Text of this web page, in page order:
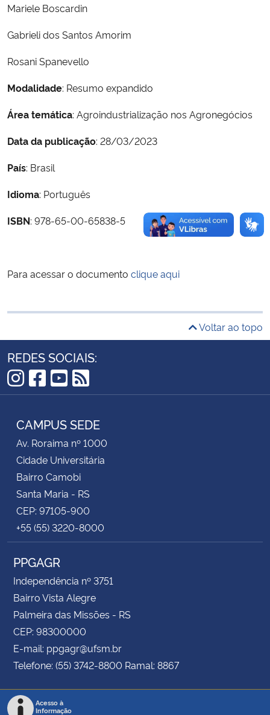
Ministério da Ciência, Tecnologia, Inovações e Comunicações
Ministério do Meio Ambiente
Controladoria-Geral da União
Ministério da Mulher, da Família e dos Direitos Humanos
Secretaria-Geral
Planalto
Mariele Boscardin
Gabrieli dos Santos Amorim
Rosani Spanevello
Modalidade: Resumo expandido
Área temática: Agroindustrialização nos Agronegócios
Data da publicação: 28/03/2023
País: Brasil
Idioma: Português
ISBN: 978-65-00-65838-5
Para acessar o documento clique aqui
Voltar ao topo
REDES SOCIAIS:
Instagram
Facebook
YouTube
RSS
CAMPUS SEDE
Av. Roraima nº 1000
Cidade Universitária
Bairro Camobi
Santa Maria - RS
CEP: 97105-900
+55 (55) 3220-8000
PPGAGR
Independência nº 3751
Bairro Vista Alegre
Palmeira das Missões - RS
CEP: 98300000
E-mail: ppgagr@ufsm.br
Telefone: (55) 3742-8800 Ramal: 8867
Acesso à
Informação